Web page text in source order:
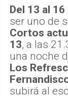
Del 13 al
ser uno de
Cortos
13, a las
una noche
Los
subirá al